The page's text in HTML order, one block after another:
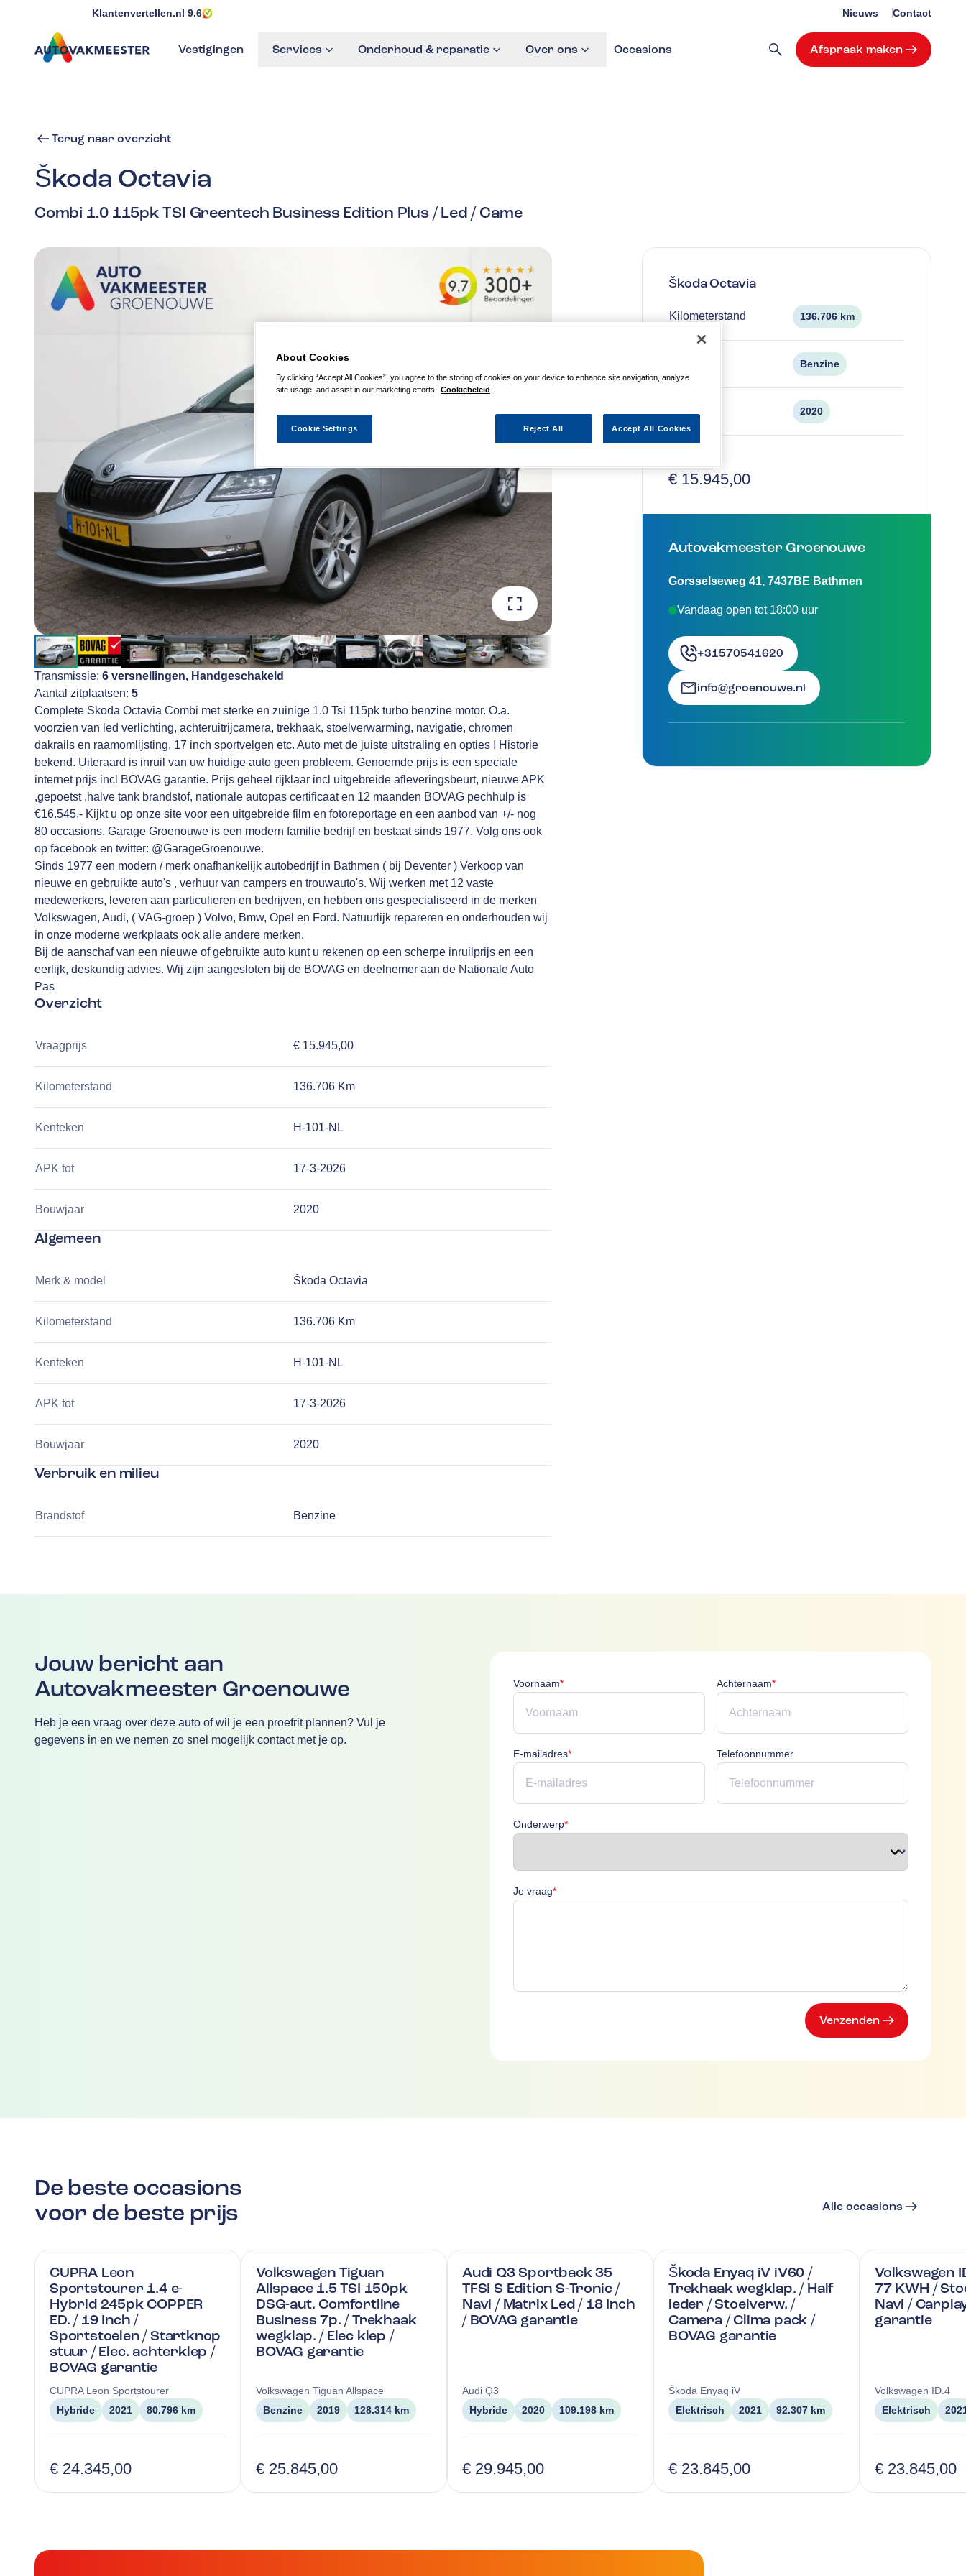
Klantenvertellen.nl 9.6 Nieuws Contact
Vestigingen Services Onderhoud & reparatie Over ons Occasions Afspraak maken
Terug naar overzicht
Škoda Octavia
Combi 1.0 115pk TSI Greentech Business Edition Plus / Led / Came
Transmissie: 6 versnellingen, Handgeschakeld
Aantal zitplaatsen: 5
Complete Skoda Octavia Combi met sterke en zuinige 1.0 Tsi 115pk turbo benzine motor. O.a.
voorzien van led verlichting, achteruitrijcamera, trekhaak, stoelverwarming, navigatie, chromen
dakrails en raamomlijsting, 17 inch sportvelgen etc. Auto met de juiste uitstraling en opties ! Historie
bekend. Uiteraard is inruil van uw huidige auto geen probleem. Genoemde prijs is een speciale
internet prijs incl BOVAG garantie. Prijs geheel rijklaar incl uitgebreide afleveringsbeurt, nieuwe APK
,gepoetst ,halve tank brandstof, nationale autopas certificaat en 12 maanden BOVAG pechhulp is
€16.545,- Kijkt u op onze site voor een uitgebreide film en fotoreportage en een aanbod van +/- nog
80 occasions. Garage Groenouwe is een modern familie bedrijf en bestaat sinds 1977. Volg ons ook
op facebook en twitter: @GarageGroenouwe.
Sinds 1977 een modern / merk onafhankelijk autobedrijf in Bathmen ( bij Deventer ) Verkoop van
nieuwe en gebruikte auto's , verhuur van campers en trouwauto's. Wij werken met 12 vaste
medewerkers, leveren aan particulieren en bedrijven, en hebben ons gespecialiseerd in de merken
Volkswagen, Audi, ( VAG-groep ) Volvo, Bmw, Opel en Ford. Natuurlijk repareren en onderhouden wij
in onze moderne werkplaats ook alle andere merken.
Bij de aanschaf van een nieuwe of gebruikte auto kunt u rekenen op een scherpe inruilprijs en een
eerlijk, deskundig advies. Wij zijn aangesloten bij de BOVAG en deelnemer aan de Nationale Auto
Pas
Overzicht
Vraagprijs € 15.945,00
Kilometerstand 136.706 Km
Kenteken H-101-NL
APK tot 17-3-2026
Bouwjaar 2020
Algemeen
Merk & model Škoda Octavia
Kilometerstand 136.706 Km
Kenteken H-101-NL
APK tot 17-3-2026
Bouwjaar 2020
Verbruik en milieu
Brandstof Benzine
ŠkodaOctavia
Kilometerstand 136.706 km
Benzine
2020
€ 15.945,00
Autovakmeester Groenouwe
Gorsselseweg 41,7437BE Bathmen
Vandaag open tot 18:00 uur
+31570541620
info@groenouwe.nl
Jouw bericht aan
Autovakmeester Groenouwe
Heb je een vraag over deze auto of wil je een proefrit plannen? Vul je
gegevens in en we nemen zo snel mogelijk contact met je op.
Voornaam*Voornaam is verplicht Achternaam*Achternaam is verplicht
E-mailadres*E-mailadres is verplicht Telefoonnummer
Onderwerp*Onderwerp is verplicht
Je vraag*Je vraag is verplicht
Verzenden
De beste occasions
voor de beste prijs
Alle occasions
CUPRA Leon
Sportstourer 1.4 e-
Hybrid 245pk COPPER
ED. / 19 Inch /
Sportstoelen / Startknop
stuur / Elec. achterklep /
BOVAG garantie
CUPRA Leon Sportstourer
Hybride
2021 80.796 km
€ 24.345,00
Volkswagen Tiguan
Allspace 1.5 TSI 150pk
DSG-aut. Comfortline
Business 7p. / Trekhaak
wegklap. / Elec klep /
BOVAG garantie
Volkswagen Tiguan Allspace
Benzine
2019 128.314 km
€ 25.845,00
Audi Q3 Sportback 35
TFSI S Edition S-Tronic /
Navi / Matrix Led / 18 Inch
/ BOVAG garantie
Audi Q3
Hybride
2020 109.198 km
€ 29.945,00
Škoda Enyaq iV iV60 /
Trekhaak wegklap. / Half
leder / Stoelverw. /
Camera / Clima pack /
BOVAG garantie
Škoda Enyaq iV
Elektrisch
2021 92.307 km
€ 23.845,00
Volkswagen
77 KWH /
Navi /
garantie
Volkswagen ID.4
Elektrisch
€ 23.845,00
About Cookies
By clicking “Accept All Cookies”, you agree to the storing of cookies on your device to enhance site navigation, analyze
site usage, and assist in our marketing efforts.
Cookiebeleid
Reject All Accept All Cookies
Cookie Settings